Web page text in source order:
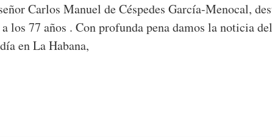
Carlos Manuel de Céspedes García-Menocal,
77 años . Con profunda pena damos la noticia del
en La Habana,